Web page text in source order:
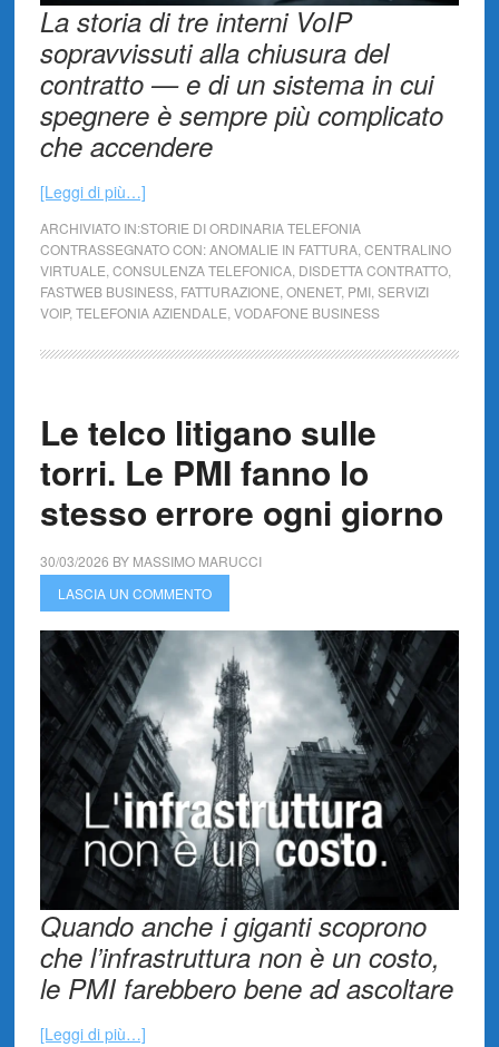
La storia di tre interni VoIP
sopravvissuti alla chiusura del
contratto — e di un sistema in cui
spegnere è sempre più complicato
che accendere
[Leggi di più…]
ARCHIVIATO IN:STORIE DI ORDINARIA TELEFONIA
CONTRASSEGNATO CON:ANOMALIE IN FATTURA, CENTRALINO
VIRTUALE CONSULENZA TELEFONICA, DISDETTA CONTRATTO,
FASTWEB BUSINESS, FATTURAZIONE ONENET, PMI, SERVIZI
VOIP, TELEFONIA AZIENDALE VODAFONE BUSINESS
Le telco litigano sulle
torri. Le PMI fanno lo
stesso errore ogni giorno
30/03/2026 BY MASSIMO MARUCCI
LASCIA UN COMMENTO
Quando anche i giganti scoprono
che l’infrastruttura non è un costo,
le PMI farebbero bene ad ascoltare
[Leggi di più…]